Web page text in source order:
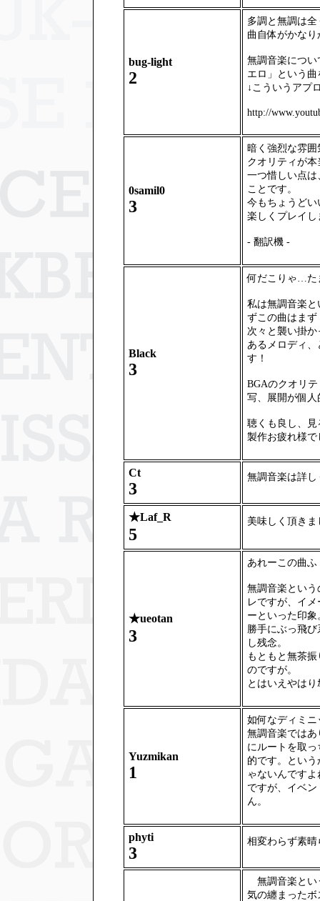
bug-light
2
多調と無調は
曲自体がかな
無調音楽につ
エロ」という
↓こういうアプ
http://
0samil0
3
暗く強烈な雰
クオリティが
一つ惜しい点
ことです。
今もちょうど
楽しくプレイし
- 翻訳機 -
Black
3
何だこりゃ…
私は無調音楽
ずこの曲はま
次々と襲い掛
あるメロディ
す！
BGAのクオリ
写、展開が個
聴くも良し、
製作お疲れ様で
Ct
3
無調音楽は詳
★Laf_R
5
美味しく頂きま
★ueotan
3
あれーこの曲
無調音楽とい
レですが、イ
ーといった印象
勝手にぶっ飛
し残念。
もともと無茶
のですが。
とはいえやは
Yuzmikan
1
如何なディミ
無調音楽では
にルートを取
的です。とい
ゃないんです
ですが、イベ
ん。
phyti
3
相変わらず素
無調音楽とい
気の纏まった